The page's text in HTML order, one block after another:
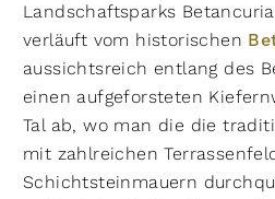
Landschaftsparks
verläuft vom historischen
aussichtsreich entlang des
einen aufgeforsteten
Tal ab, wo man die die
mit zahlreichen
Schichtsteinmauern